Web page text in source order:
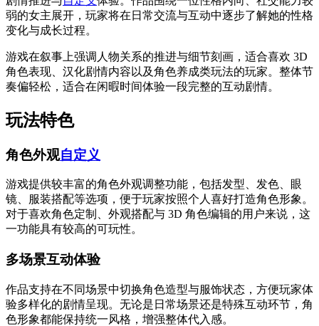
弱的女主展开，玩家将在日常交流与互动中逐步了解她的性格
变化与成长过程。
游戏在叙事上强调人物关系的推进与细节刻画，适合喜欢 3D
角色表现、汉化剧情内容以及角色养成类玩法的玩家。整体节
奏偏轻松，适合在闲暇时间体验一段完整的互动剧情。
玩法特色
角色外观自定义
游戏提供较丰富的角色外观调整功能，包括发型、发色、眼
镜、服装搭配等选项，便于玩家按照个人喜好打造角色形象。
对于喜欢角色定制、外观搭配与 3D 角色编辑的用户来说，这
一功能具有较高的可玩性。
多场景互动体验
作品支持在不同场景中切换角色造型与服饰状态，方便玩家体
验多样化的剧情呈现。无论是日常场景还是特殊互动环节，角
色形象都能保持统一风格，增强整体代入感。